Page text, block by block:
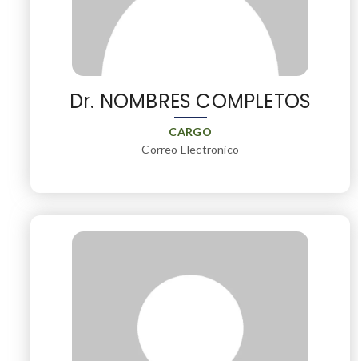
Dr. NOMBRES COMPLETOS
CARGO
Correo Electronico